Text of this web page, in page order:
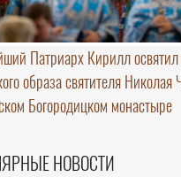
Патриарх Кирилл
образа святителя Николая
Богородицком монастыре
НОВОСТИ